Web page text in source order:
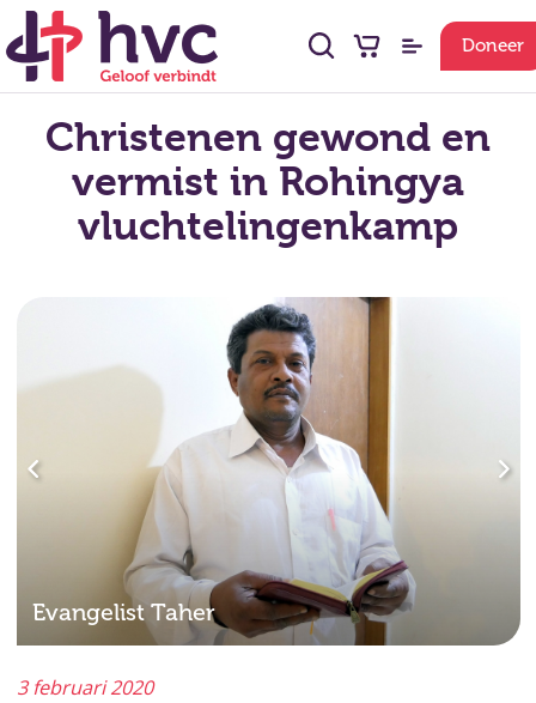
Doneer
Christenen gewond en
vermist in Rohingya
vluchtelingenkamp
Evangelist Taher
3 februari 2020